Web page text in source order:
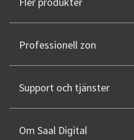
Professionell zon
Support och tjänster
Om Saal Digital